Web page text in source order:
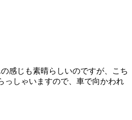
感じも素晴らしいのですが、こち
っしゃいますので、車で向かわれ